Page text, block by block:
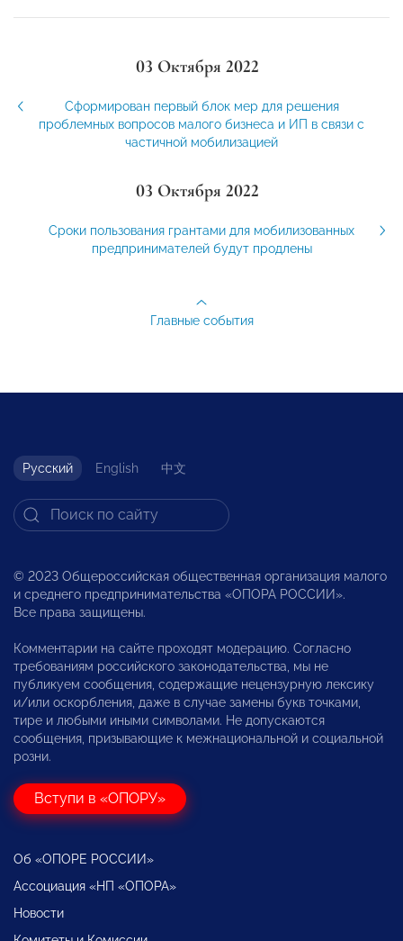
03 Октября 2022
Сформирован первый блок мер для решения
проблемных вопросов малого бизнеса и ИП в связи с
частичной мобилизацией
03 Октября 2022
Сроки пользования грантами для мобилизованных
предпринимателей будут продлены
Главные события
Русский English 中文
© 2023 Общероссийская общественная организация малого
и среднего предпринимательства «ОПОРА РОССИИ».
Все права защищены.
Комментарии на сайте проходят модерацию. Согласно
требованиям российского законодательства, мы не
публикуем сообщения, содержащие нецензурную лексику
и/или оскорбления, даже в случае замены букв точками,
тире и любыми иными символами. Не допускаются
сообщения, призывающие к межнациональной и социальной
розни.
Вступи в «ОПОРУ»
Об «ОПОРЕ РОССИИ»
Ассоциация «НП «ОПОРА»
Новости